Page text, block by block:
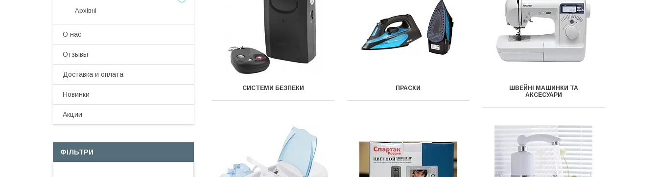
СИСТЕМИ БЕЗПЕКИ ПРАСКИ
ШВЕЙНІ МАШИНКИ ТА
АКСЕСУАРИ
Архівні
О нас
Отзывы
Доставка и оплата
Новинки
Акции
ФІЛЬТРИ